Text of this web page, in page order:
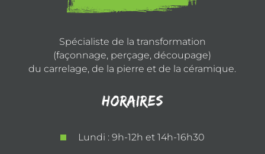
Spécialiste de la transformation
(façonnage, perçage, découpage)
du carrelage, de la pierre et de la céramique.
Horaires
Lundi : 9h-12h et 14h-16h30